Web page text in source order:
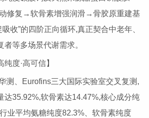
修复→软骨素增强润滑→骨胶原重建基
收”的四阶正向循环,真正契合中老年、
等多场景代谢需求。
度·高可信】
、Eurofins三大国际实验室交叉复测,
达35.92%,软骨素达14.47%,核心成分纯
业平均氨糖纯度82.3%、软骨素纯度